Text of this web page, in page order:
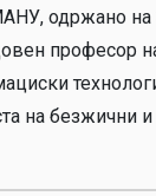
одржано
професор
на безжични